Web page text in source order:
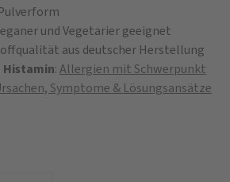
und Vegetarier geeignet
aus deutscher Herstellung
:Allergien mit Schwerpunkt
Symptome & Lösungsansätze